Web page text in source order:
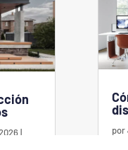
| por